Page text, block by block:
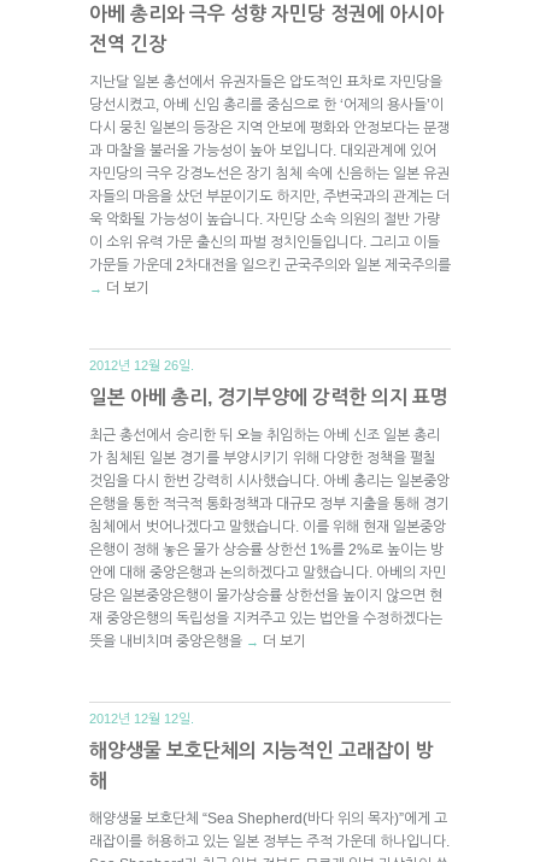
아베 총리와 극우 성향 자민당 정권에 아시아
전역 긴장
지난달 일본 총선에서 유권자들은 압도적인 표차로 자민당을
당선시켰고, 아베 신임 총리를 중심으로 한 ‘어제의 용사들’이
다시 뭉친 일본의 등장은 지역 안보에 평화와 안정보다는 분쟁
과 마찰을 불러올 가능성이 높아 보입니다. 대외관계에 있어
자민당의 극우 강경노선은 장기 침체 속에 신음하는 일본 유권
자들의 마음을 샀던 부분이기도 하지만, 주변국과의 관계는 더
욱 악화될 가능성이 높습니다. 자민당 소속 의원의 절반 가량
이 소위 유력 가문 출신의 파벌 정치인들입니다. 그리고 이들
가문들 가운데 2차대전을 일으킨 군국주의와 일본 제국주의를
→ 더 보기
2012년 12월 26일.
일본 아베 총리, 경기부양에 강력한 의지 표명
최근 총선에서 승리한 뒤 오늘 취임하는 아베 신조 일본 총리
가 침체된 일본 경기를 부양시키기 위해 다양한 정책을 펼칠
것임을 다시 한번 강력히 시사했습니다. 아베 총리는 일본중앙
은행을 통한 적극적 통화정책과 대규모 정부 지출을 통해 경기
침체에서 벗어나겠다고 말했습니다. 이를 위해 현재 일본중앙
은행이 정해 놓은 물가 상승률 상한선 1%를 2%로 높이는 방
안에 대해 중앙은행과 논의하겠다고 말했습니다. 아베의 자민
당은 일본중앙은행이 물가상승률 상한선을 높이지 않으면 현
재 중앙은행의 독립성을 지켜주고 있는 법안을 수정하겠다는
뜻을 내비치며 중앙은행을 → 더 보기
2012년 12월 12일.
해양생물 보호단체의 지능적인 고래잡이 방
해
해양생물 보호단체 “Sea Shepherd(바다 위의 목자)”에게 고
래잡이를 허용하고 있는 일본 정부는 주적 가운데 하나입니다.